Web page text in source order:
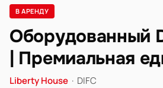
В АРЕНДУ
Оборудованный
| Премиальная
Liberty House · DIFC